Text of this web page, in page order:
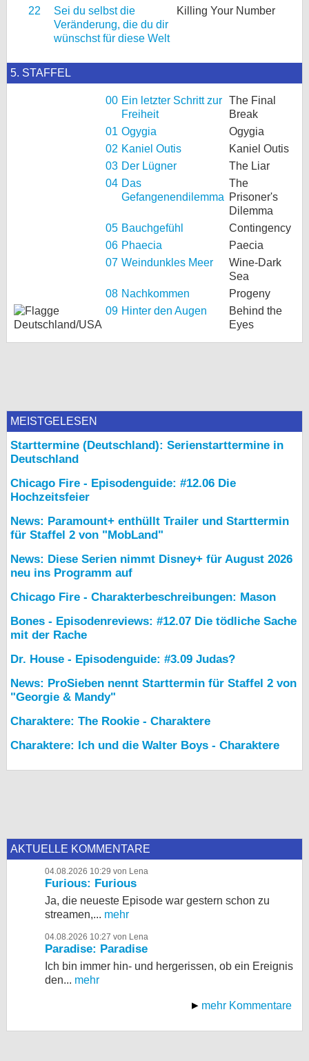
22
Sei du selbst die
Veränderung, die du dir
wünschst für diese Welt
Killing Your Number
5. STAFFEL
00 Ein letzter Schritt zur
Freiheit
The Final
Break
01 Ogygia
Ogygia
02 Kaniel Outis
Kaniel Outis
03 Der Lügner
The Liar
04 Das
Gefangenendilemma
The
Prisoner's
Dilemma
05 Bauchgefühl
Contingency
06 Phaecia
Paecia
07 Weindunkles Meer
Wine-Dark
Sea
08 Nachkommen
Progeny
09 Hinter den Augen
Behind the
Eyes
MEISTGELESEN
Starttermine (Deutschland): Serienstarttermine in
Deutschland
Chicago Fire - Episodenguide: #12.06 Die
Hochzeitsfeier
News: Paramount+ enthüllt Trailer und Starttermin
für Staffel 2 von "MobLand"
News: Diese Serien nimmt Disney+ für August 2026
neu ins Programm auf
Chicago Fire - Charakterbeschreibungen: Mason
Bones - Episodenreviews: #12.07 Die tödliche Sache
mit der Rache
Dr. House - Episodenguide: #3.09 Judas?
News: ProSieben nennt Starttermin für Staffel 2 von
"Georgie & Mandy"
Charaktere: The Rookie - Charaktere
Charaktere: Ich und die Walter Boys - Charaktere
AKTUELLE KOMMENTARE
04.08.2026 10:29 von Lena
Furious: Furious
Ja, die neueste Episode war gestern schon zu
streamen,... mehr
04.08.2026 10:27 von Lena
Paradise: Paradise
Ich bin immer hin- und hergerissen, ob ein Ereignis
den... mehr
mehr Kommentare